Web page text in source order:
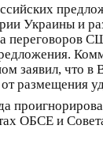
Украины и
заявил, что в
от
ОБСЕ и